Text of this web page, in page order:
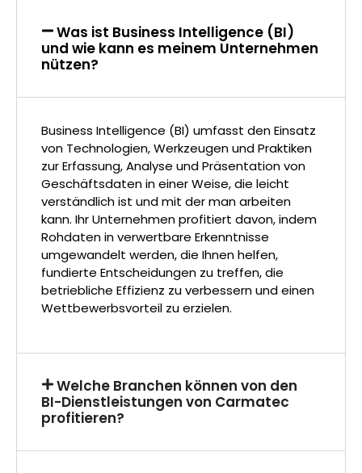
Was ist Business Intelligence (BI)
und wie kann es meinem Unternehmen
nützen?
Business Intelligence (BI) umfasst den Einsatz
von Technologien, Werkzeugen und Praktiken
zur Erfassung, Analyse und Präsentation von
Geschäftsdaten in einer Weise, die leicht
verständlich ist und mit der man arbeiten
kann. Ihr Unternehmen profitiert davon, indem
Rohdaten in verwertbare Erkenntnisse
umgewandelt werden, die Ihnen helfen,
fundierte Entscheidungen zu treffen, die
betriebliche Effizienz zu verbessern und einen
Wettbewerbsvorteil zu erzielen.
Welche Branchen können von den
BI-Dienstleistungen von Carmatec
profitieren?